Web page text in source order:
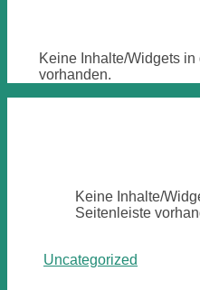
Keine Inhalte/Widgets
vorhanden.
Keine Inhalte/
Seitenleiste
Uncategorized